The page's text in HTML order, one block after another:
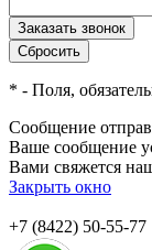
* - Поля,
Сообщение
Ваше сообщение
Вами свяжется
Закрыть окно
+7 (8422) 50-55-77